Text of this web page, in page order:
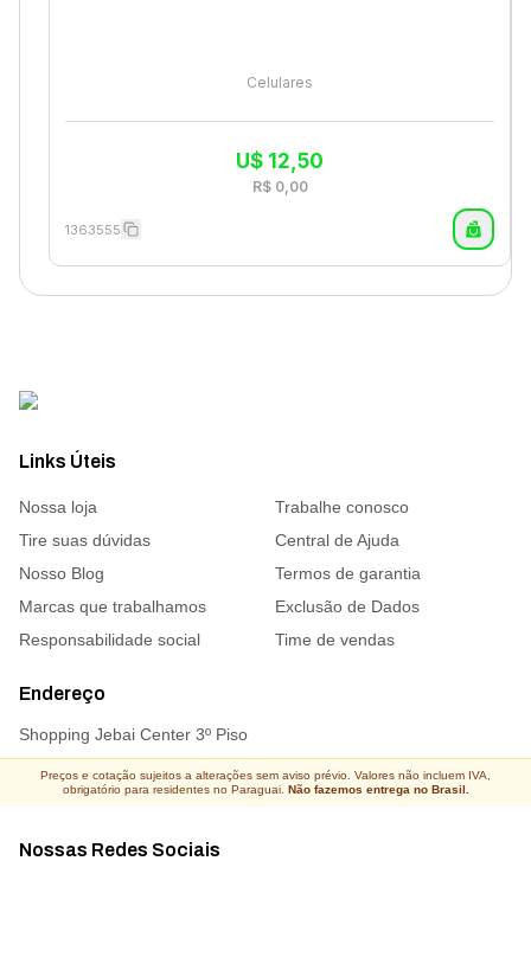
Celulares
U$ 12,50
R$ 0,00
1363555
Links Úteis
Nossa loja
Trabalhe conosco
Tire suas dúvidas
Central de Ajuda
Nosso Blog
Termos de garantia
Marcas que trabalhamos
Exclusão de Dados
Responsabilidade social
Time de vendas
Endereço
Shopping Jebai Center 3º Piso
Nossas Redes Sociais
Preços e cotação sujeitos a alterações sem aviso prévio. Valores não incluem IVA,
obrigatório para residentes no Paraguai. Não fazemos entrega no Brasil.